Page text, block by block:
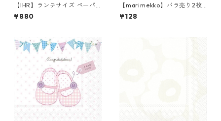
【IHR】ランチサイズ ペーパ
ーナプキン TEA TIME ホワイ
ト Anita Jeram 20枚入り
¥880
【marimekko】バラ売り2枚
ランチサイズ ペーパーナプキ
ン ALKU リネンxブラック
¥128